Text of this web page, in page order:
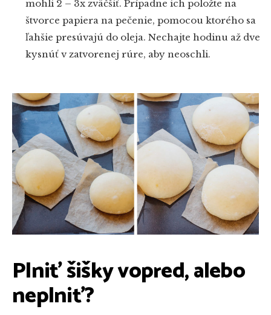
mohli 2 – 3x zväčšiť. Prípadne ich položte na
štvorce papiera na pečenie, pomocou ktorého sa
ľahšie presúvajú do oleja. Nechajte hodinu až dve
kysnúť v zatvorenej rúre, aby neoschli.
Plniť šišky vopred, alebo
neplniť?